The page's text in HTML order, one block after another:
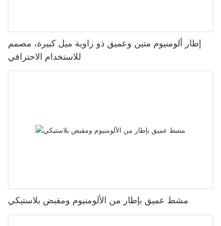
إطار ألومنيوم متين وعميق ذو زاوية ميل كبيرة، مصمم
للاستخدام الاحترافي
مشط عميق بإطار من الألومنيوم ومقبض بلاستيكي